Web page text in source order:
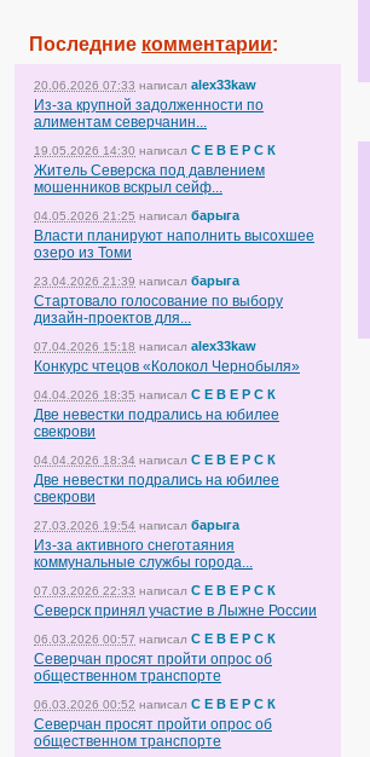
Последние комментарии:
20.06.2026 07:33 написал alex33kaw
Из-за крупной задолженности по
алиментам северчанин...
19.05.2026 14:30 написал С Е В Е Р С К
Житель Северска под давлением
мошенников вскрыл сейф...
04.05.2026 21:25 написал барыга
Власти планируют наполнить высохшее
озеро из Томи
23.04.2026 21:39 написал барыга
Стартовало голосование по выбору
дизайн-проектов для...
07.04.2026 15:18 написал alex33kaw
Конкурс чтецов «Колокол Чернобыля»
04.04.2026 18:35 написал С Е В Е Р С К
Две невестки подрались на юбилее
свекрови
04.04.2026 18:34 написал С Е В Е Р С К
Две невестки подрались на юбилее
свекрови
27.03.2026 19:54 написал барыга
Из-за активного снеготаяния
коммунальные службы города...
07.03.2026 22:33 написал С Е В Е Р С К
Северск принял участие в Лыжне России
06.03.2026 00:57 написал С Е В Е Р С К
Северчан просят пройти опрос об
общественном транспорте
06.03.2026 00:52 написал С Е В Е Р С К
Северчан просят пройти опрос об
общественном транспорте